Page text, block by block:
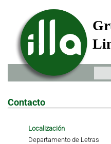
Contacto
Localización
Departamento de Letras